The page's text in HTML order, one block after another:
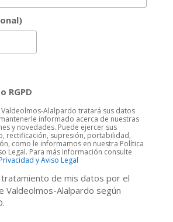
RGPD
Valdeolmos-Alalpardo tratará sus datos
informado acerca de nuestras
y novedades. Puede ejercer sus
rectificación, supresión, portabilidad,
como le informamos en nuestra Política
Legal. Para más información consulte
y Aviso Legal
de mis datos por el
Valdeolmos-Alalpardo según